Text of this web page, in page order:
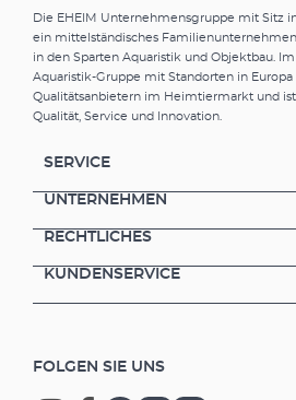
Die EHEIM Unternehmensgruppe mit Sitz
ein mittelständisches
in den Sparten Aquaristik und Objektbau.
Aquaristik-Gruppe mit Standorten in Europa
Qualitätsanbietern im Heimtiermarkt und
Qualität, Service und Innovation.
SERVICE
UNTERNEHMEN
RECHTLICHES
KUNDENSERVICE
FOLGEN SIE UNS